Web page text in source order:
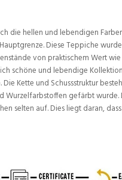
die hellen und lebendigen
Diese Teppiche
von praktischem Wert
und lebendige
Kette und Schussstruktur
Wurzelfarbstoffen gefärbt wurde.
selten auf. Dies liegt daran,